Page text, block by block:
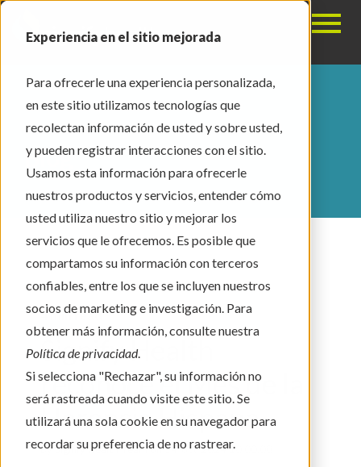
Experiencia en el sitio mejorada
Para ofrecerle una experiencia personalizada,
en este sitio utilizamos tecnologías que
recolectan información de usted y sobre usted,
y pueden registrar interacciones con el sitio.
Usamos esta información para ofrecerle
nuestros productos y servicios, entender cómo
usted utiliza nuestro sitio y mejorar los
servicios que le ofrecemos. Es posible que
compartamos su información con terceros
confiables, entre los que se incluyen nuestros
socios de marketing e investigación. Para
obtener más información, consulte nuestra
Política de privacidad.
Si selecciona "Rechazar", su información no
será rastreada cuando visite este sitio. Se
utilizará una sola cookie en su navegador para
recordar su preferencia de no rastrear.
Toggle
Blog
4 min read
Signify Health
reconoce el Mes de la
Herencia Hispana
BySignify Health Teamon 14-oct-2024 10:00:00